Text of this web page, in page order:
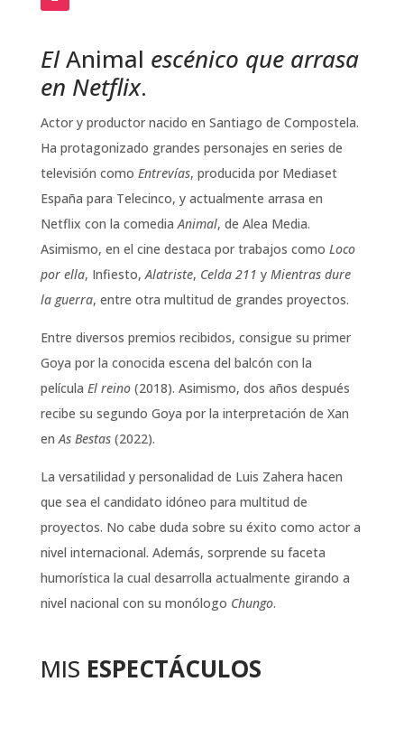
ElAnimal escénico que arrasa
en Netflix.
Actor y productor nacido en Santiago de Compostela.
Ha protagonizado grandes personajes en series de
televisión como Entrevías, producida por Mediaset
España para Telecinco, y actualmente arrasa en
Netflix con la comediaAnimal, de Alea Media.
Asimismo, en el cine destaca por trabajos como Loco
por ella, Infiesto,Alatriste, Celda 211 y Mientras dure
la guerra, entre otra multitud de grandes proyectos.
Entre diversos premios recibidos, consigue su primer
Goya por la conocida escena del balcón con la
película El reino(2018). Asimismo, dos años después
recibe su segundo Goya por la interpretación de Xan
enAs Bestas(2022).
La versatilidad y personalidad de Luis Zahera hacen
que sea el candidato idóneo para multitud de
proyectos. No cabe duda sobre su éxito como actor a
nivel internacional. Además, sorprende su faceta
humorística la cual desarrolla actualmente girando a
nivel nacional con su monólogo Chungo.
MIS ESPECTÁCULOS